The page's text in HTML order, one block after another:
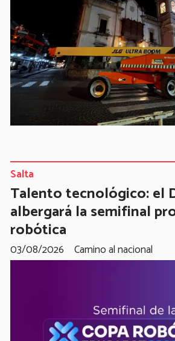
Talento tecnológico: el
albergará la semifinal
robótica
Camino al nacional
Salta
03/08/2026